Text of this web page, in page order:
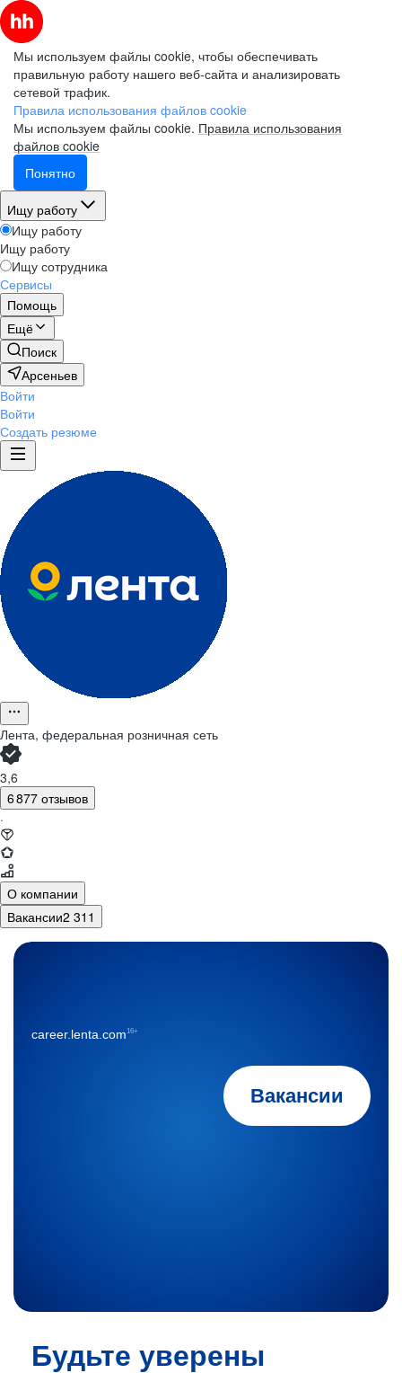
Мы используем файлы cookie, чтобы обеспечивать
правильную работу нашего веб-сайта и анализировать
сетевой трафик.
Правила использования файлов cookie
Мы используем файлы cookie. Правила использования
файлов cookie
Понятно
Ищу работу
Ищу работу
Ищу работу
Ищу сотрудника
Сервисы
Помощь
Ещё
Поиск
Арсеньев
Войти
Войти
Создать резюме
Лента, федеральная розничная сеть
3,6
6 877 отзывов
·
О компании
Вакансии2 311
Вакансии
career.lenta.com16+
Будьте уверены